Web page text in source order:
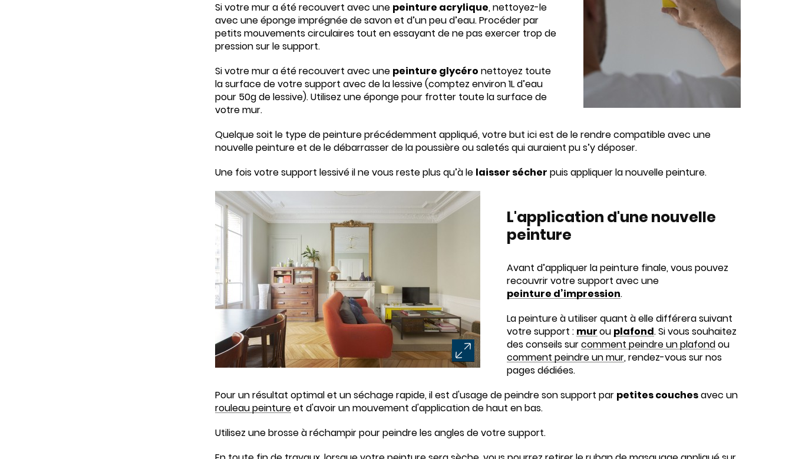
Si votre mur a été recouvert avec une peinture acrylique, nettoyez-le
avec une éponge imprégnée de savon et d’un peu d’eau. Procéder par
petits mouvements circulaires tout en essayant de ne pas exercer trop de
pression sur le support.
Si votre mur a été recouvert avec une peinture glycéro nettoyez toute
la surface de votre support avec de la lessive (comptez environ 1L d’eau
pour 50g de lessive). Utilisez une éponge pour frotter toute la surface de
votre mur.
Quelque soit le type de peinture précédemment appliqué, votre but ici est de le rendre compatible avec une
nouvelle peinture et de le débarrasser de la poussière ou saletés qui auraient pu s’y déposer.
Une fois votre support lessivé il ne vous reste plus qu’à le laisser sécher puis appliquer la nouvelle peinture.
L'application d'une nouvelle
peinture
Avant d’appliquer la peinture finale, vous pouvez
recouvrir votre support avec une
peinture d’impression.
La peinture à utiliser quant à elle différera suivant
votre support : murou plafond. Si vous souhaitez
des conseils surcomment peindre un plafondou
comment peindre un mur, rendez-vous sur nos
pages dédiées.
Pour un résultat optimal et un séchage rapide, il est d'usage de peindre son support par petites couchesavec un
rouleau peintureet d'avoir un mouvement d'application de haut en bas.
Utilisez une brosse à réchampir pour peindre les angles de votre support.